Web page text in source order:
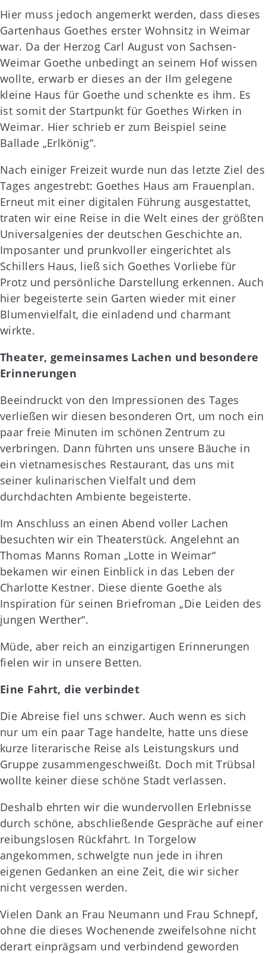
Hier muss jedoch angemerkt werden, dass dieses
Gartenhaus Goethes erster Wohnsitz in Weimar
war. Da der Herzog Carl August von Sachsen-
Weimar Goethe unbedingt an seinem Hof wissen
wollte, erwarb er dieses an der Ilm gelegene
kleine Haus für Goethe und schenkte es ihm. Es
ist somit der Startpunkt für Goethes Wirken in
Weimar. Hier schrieb er zum Beispiel seine
Ballade „Erlkönig“.
Nach einiger Freizeit wurde nun das letzte Ziel des
Tages angestrebt: Goethes Haus am Frauenplan.
Erneut mit einer digitalen Führung ausgestattet,
traten wir eine Reise in die Welt eines der größten
Universalgenies der deutschen Geschichte an.
Imposanter und prunkvoller eingerichtet als
Schillers Haus, ließ sich Goethes Vorliebe für
Protz und persönliche Darstellung erkennen. Auch
hier begeisterte sein Garten wieder mit einer
Blumenvielfalt, die einladend und charmant
wirkte.
Theater, gemeinsames Lachen und besondere
Erinnerungen
Beeindruckt von den Impressionen des Tages
verließen wir diesen besonderen Ort, um noch ein
paar freie Minuten im schönen Zentrum zu
verbringen. Dann führten uns unsere Bäuche in
ein vietnamesisches Restaurant, das uns mit
seiner kulinarischen Vielfalt und dem
durchdachten Ambiente begeisterte.
Im Anschluss an einen Abend voller Lachen
besuchten wir ein Theaterstück. Angelehnt an
Thomas Manns Roman „Lotte in Weimar“
bekamen wir einen Einblick in das Leben der
Charlotte Kestner. Diese diente Goethe als
Inspiration für seinen Briefroman „Die Leiden des
jungen Werther“.
Müde, aber reich an einzigartigen Erinnerungen
fielen wir in unsere Betten.
Eine Fahrt, die verbindet
Die Abreise fiel uns schwer. Auch wenn es sich
nur um ein paar Tage handelte, hatte uns diese
kurze literarische Reise als Leistungskurs und
Gruppe zusammengeschweißt. Doch mit Trübsal
wollte keiner diese schöne Stadt verlassen.
Deshalb ehrten wir die wundervollen Erlebnisse
durch schöne, abschließende Gespräche auf einer
reibungslosen Rückfahrt. In Torgelow
angekommen, schwelgte nun jede in ihren
eigenen Gedanken an eine Zeit, die wir sicher
nicht vergessen werden.
Vielen Dank an Frau Neumann und Frau Schnepf,
ohne die dieses Wochenende zweifelsohne nicht
derart einprägsam und verbindend geworden